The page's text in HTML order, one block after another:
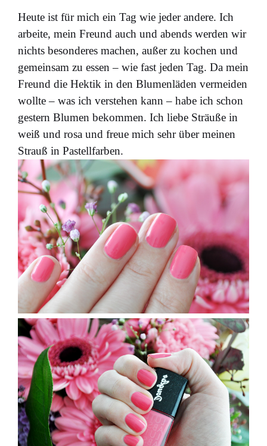
Heute ist für mich ein Tag wie jeder andere. Ich
arbeite, mein Freund auch und abends werden wir
nichts besonderes machen, außer zu kochen und
gemeinsam zu essen – wie fast jeden Tag. Da mein
Freund die Hektik in den Blumenläden vermeiden
wollte – was ich verstehen kann – habe ich schon
gestern Blumen bekommen. Ich liebe Sträuße in
weiß und rosa und freue mich sehr über meinen
Strauß in Pastellfarben.